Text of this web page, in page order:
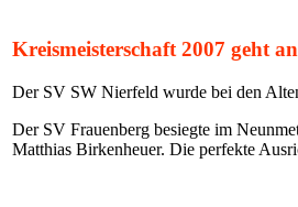
Kreismeisterschaft 2007 geht
Der SV SW Nierfeld wurde bei den
Der SV Frauenberg besiegte im
Matthias Birkenheuer. Die perfekte